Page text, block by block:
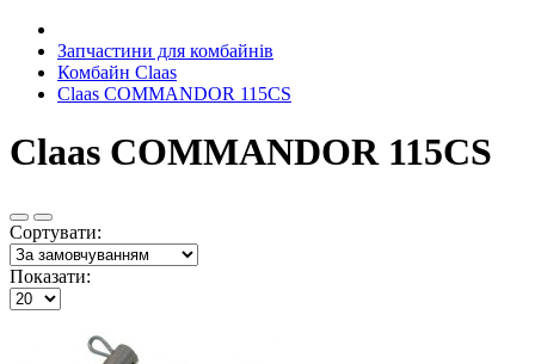
Запчастини для комбайнів
Комбайн Claas
Claas COMMANDOR 115CS
Claas COMMANDOR 115CS
Сортувати:
Показати: